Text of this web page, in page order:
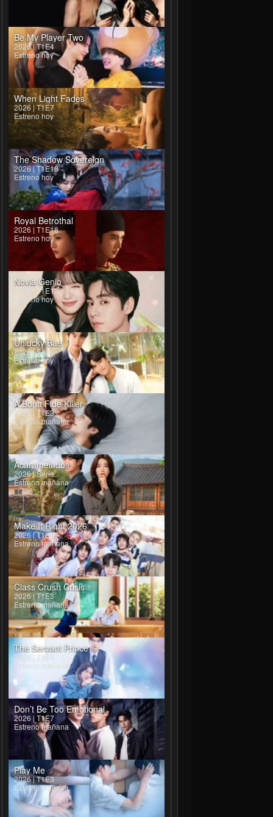
Be My Player Two
2026 | T1E4
Estreno hoy
When Light Fades
2026 | T1E7
Estreno hoy
The Shadow Sovereign
2026 | T1E18
Estreno hoy
Royal Betrothal
2026 | T1E18
Estreno hoy
Novia Genio
2026 | T1E13
Estreno hoy
Unlucky Bae
2026 | Serie
Estreno hoy
A Bona Fide Killer
2026 | T1E3
Estreno mañana
Acaramelados
2026 | Serie
Estreno mañana
Make It Right 2026
2026 | T1E4
Estreno mañana
Class Crush Crisis
2026 | T1E3
Estreno mañana
The Servant Prince
2026 | T1E6
Estreno mañana
Don’t Be Too Emotional
2026 | T1E7
Estreno mañana
Play Me
2026 | T1E3
Estreno mañana